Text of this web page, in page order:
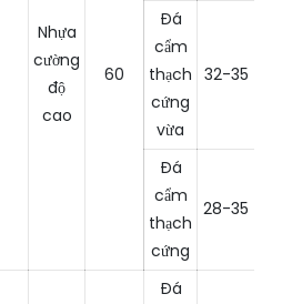
Nhựa
cường
độ
cao
60
Đá
cẩm
thạch
cứng
vừa
32-35
Đá
cẩm
thạch
cứng
28-35
Đá